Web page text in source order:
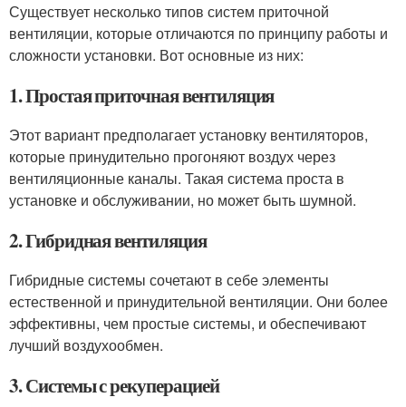
Существует несколько типов систем приточной
вентиляции, которые отличаются по принципу работы и
сложности установки. Вот основные из них:
1. Простая приточная вентиляция
Этот вариант предполагает установку вентиляторов,
которые принудительно прогоняют воздух через
вентиляционные каналы. Такая система проста в
установке и обслуживании, но может быть шумной.
2. Гибридная вентиляция
Гибридные системы сочетают в себе элементы
естественной и принудительной вентиляции. Они более
эффективны, чем простые системы, и обеспечивают
лучший воздухообмен.
3. Системы с рекуперацией